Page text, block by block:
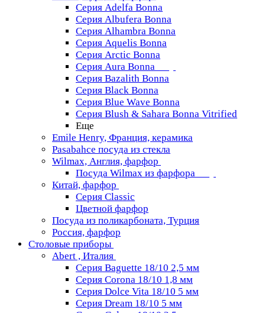
Серия Adelfa Bonna
Серия Albufera Bonna
Серия Alhambra Bonna
Серия Aquelis Bonna
Серия Arctic Bonna
Серия Aura Bonna
Серия Bazalith Bonna
Серия Black Bonna
Серия Blue Wave Bonna
Серия Blush & Sahara Bonna Vitrified
Еще
Emile Henry, Франция, керамика
Pasabahce посуда из стекла
Wilmax, Англия, фарфор
Посуда Wilmax из фарфора
Китай, фарфор
Серия Classiс
Цветной фарфор
Посуда из поликарбоната, Турция
Россия, фарфор
Столовые приборы
Abert , Италия
Серия Baguette 18/10 2,5 мм
Серия Corona 18/10 1,8 мм
Серия Dolce Vita 18/10 5 мм
Серия Dream 18/10 5 мм